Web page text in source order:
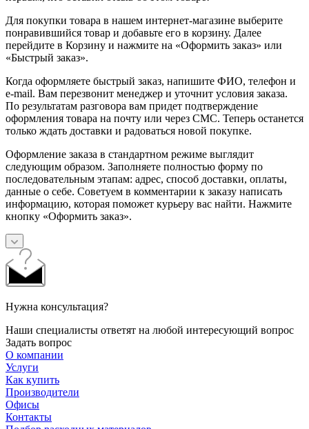
Для покупки товара в нашем интернет-магазине выберите
понравившийся товар и добавьте его в корзину. Далее
перейдите в Корзину и нажмите на «Оформить заказ» или
«Быстрый заказ».
Когда оформляете быстрый заказ, напишите ФИО, телефон и
e-mail. Вам перезвонит менеджер и уточнит условия заказа.
По результатам разговора вам придет подтверждение
оформления товара на почту или через СМС. Теперь останется
только ждать доставки и радоваться новой покупке.
Оформление заказа в стандартном режиме выглядит
следующим образом. Заполняете полностью форму по
последовательным этапам: адрес, способ доставки, оплаты,
данные о себе. Советуем в комментарии к заказу написать
информацию, которая поможет курьеру вас найти. Нажмите
кнопку «Оформить заказ».
Нужна консультация?
Наши специалисты ответят на любой интересующий вопрос
Задать вопрос
О компании
Услуги
Как купить
Производители
Офисы
Контакты